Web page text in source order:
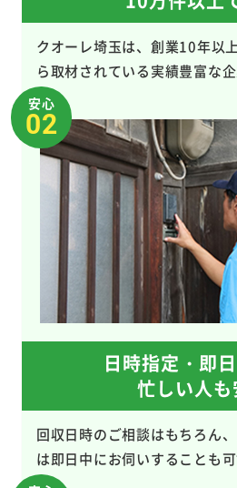
クオーレ埼玉は、創業10年以
ら取材されている実績豊富な企
安心
02
日時指定・即
忙しい人
回収日時のご相談はもちろん
は即日中にお伺いすることも可